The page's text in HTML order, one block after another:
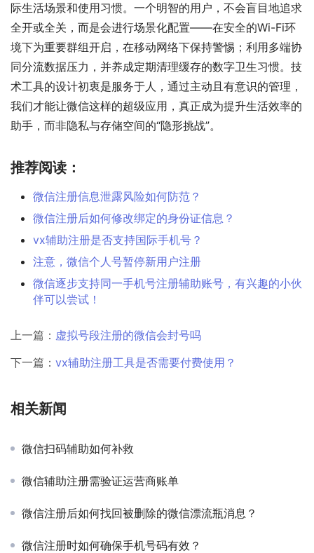
际生活场景和使用习惯。一个明智的用户，不会盲目地追求
全开或全关，而是会进行场景化配置——在安全的Wi-Fi环
境下为重要群组开启，在移动网络下保持警惕；利用多端协
同分流数据压力，并养成定期清理缓存的数字卫生习惯。技
术工具的设计初衷是服务于人，通过主动且有意识的管理，
我们才能让微信这样的超级应用，真正成为提升生活效率的
助手，而非隐私与存储空间的“隐形挑战”。
推荐阅读：
微信注册信息泄露风险如何防范？
微信注册后如何修改绑定的身份证信息？
vx辅助注册是否支持国际手机号？
注意，微信个人号暂停新用户注册
微信逐步支持同一手机号注册辅助账号，有兴趣的小伙
伴可以尝试！
上一篇： 虚拟号段注册的微信会封号吗
下一篇： vx辅助注册工具是否需要付费使用？
相关新闻
微信扫码辅助如何补救
微信辅助注册需验证运营商账单
微信注册后如何找回被删除的微信漂流瓶消息？
微信注册时如何确保手机号码有效？